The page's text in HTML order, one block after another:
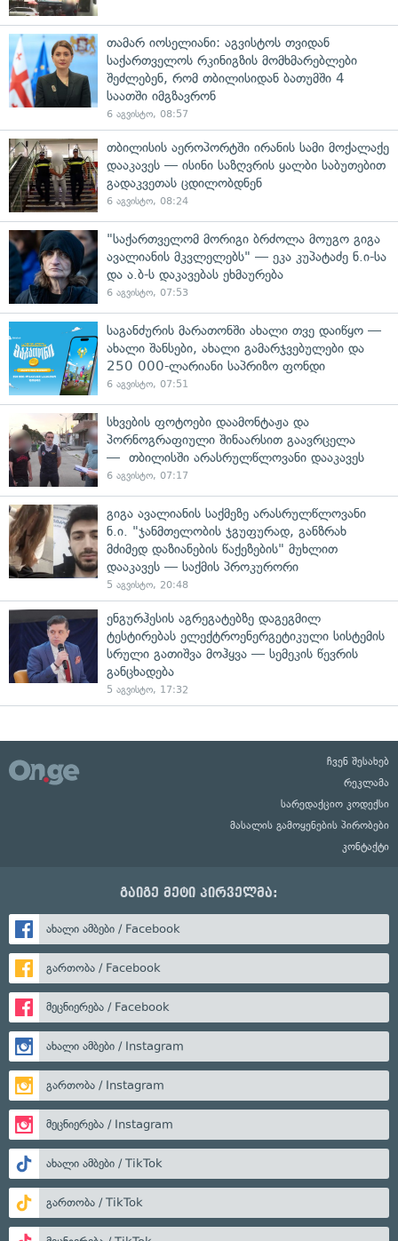
თამარ იოსელიანი: აგვისტოს თვიდან
საქართველოს რკინიგზის მომხმარებლები
შეძლებენ, რომ თბილისიდან ბათუმში 4
საათში იმგზავრონ
6 აგვისტო, 08:57
თბილისის აეროპორტში ირანის სამი მოქალაქე
დააკავეს — ისინი საზღვრის ყალბი საბუთებით
გადაკვეთას ცდილობდნენ
6 აგვისტო, 08:24
"საქართველომ მორიგი ბრძოლა მოუგო გიგა
ავალიანის მკვლელებს" — ეკა კუპატაძე ნ.ი-სა
და ა.ბ-ს დაკავებას ეხმაურება
6 აგვისტო, 07:53
საგანძურის მარათონში ახალი თვე დაიწყო —
ახალი შანსები, ახალი გამარჯვებულები და
250 000-ლარიანი საპრიზო ფონდი
6 აგვისტო, 07:51
სხვების ფოტოები დაამონტაჟა და
პორნოგრაფიული შინაარსით გაავრცელა
— თბილისში არასრულწლოვანი დააკავეს
6 აგვისტო, 07:17
გიგა ავალიანის საქმეზე არასრულწლოვანი
ნ.ი. "ჯანმთელობის ჯგუფურად, განზრახ
მძიმედ დაზიანების წაქეზების" მუხლით
დააკავეს — საქმის პროკურორი
5 აგვისტო, 20:48
ენგურჰესის აგრეგატებზე დაგეგმილ
ტესტირებას ელექტროენერგეტიკული სისტემის
სრული გათიშვა მოჰყვა — სემეკის წევრის
განცხადება
5 აგვისტო, 17:32
ჩვენ შესახებ
რეკლამა
სარედაქციო კოდექსი
მასალის გამოყენების პირობები
კონტაქტი
გაიგე მეტი პირველმა:
ახალი ამბები / Facebook
გართობა / Facebook
მეცნიერება / Facebook
ახალი ამბები / Instagram
გართობა / Instagram
მეცნიერება / Instagram
ახალი ამბები / TikTok
გართობა / TikTok